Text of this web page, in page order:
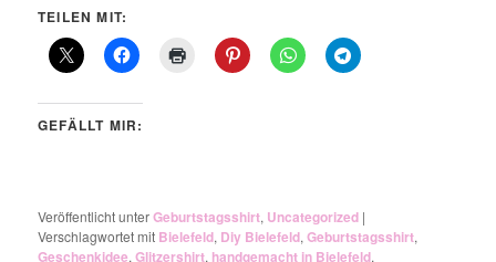
TEILEN MIT:
GEFÄLLT MIR:
Veröffentlicht unterGeburtstagsshirt, Uncategorized |
Verschlagwortet mit Bielefeld, Diy Bielefeld,Geburtstagsshirt,
Geschenkidee,Glitzershirt, handgemacht in Bielefeld,